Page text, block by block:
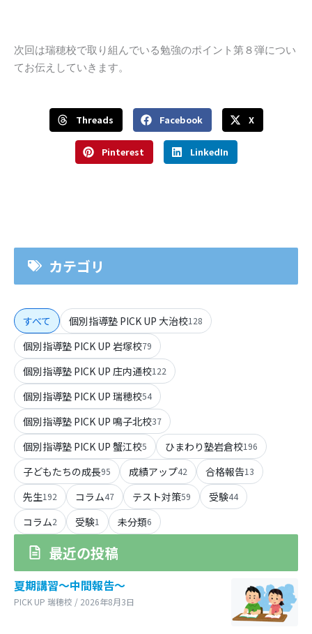
次回は瑞穂校で取り組んでいる勉強のポイント第８弾につい
てお伝えしていきます。
Threads Facebook X
Pinterest LinkedIn
カテゴリ
すべて 個別指導塾 PICK UP 大治校128
個別指導塾 PICK UP 岩塚校79
個別指導塾 PICK UP 庄内通校122
個別指導塾 PICK UP 瑞穂校54
個別指導塾 PICK UP 鳴子北校37
個別指導塾 PICK UP 蟹江校5 ひまわり塾岩倉校196
子どもたちの成長95 成績アップ42 合格報告13
先生192 コラム47 テスト対策59 受験44
コラム2 受験1 未分類6
最近の投稿
夏期講習～中間報告～
PICK UP 瑞穂校 / 2026年8月3日